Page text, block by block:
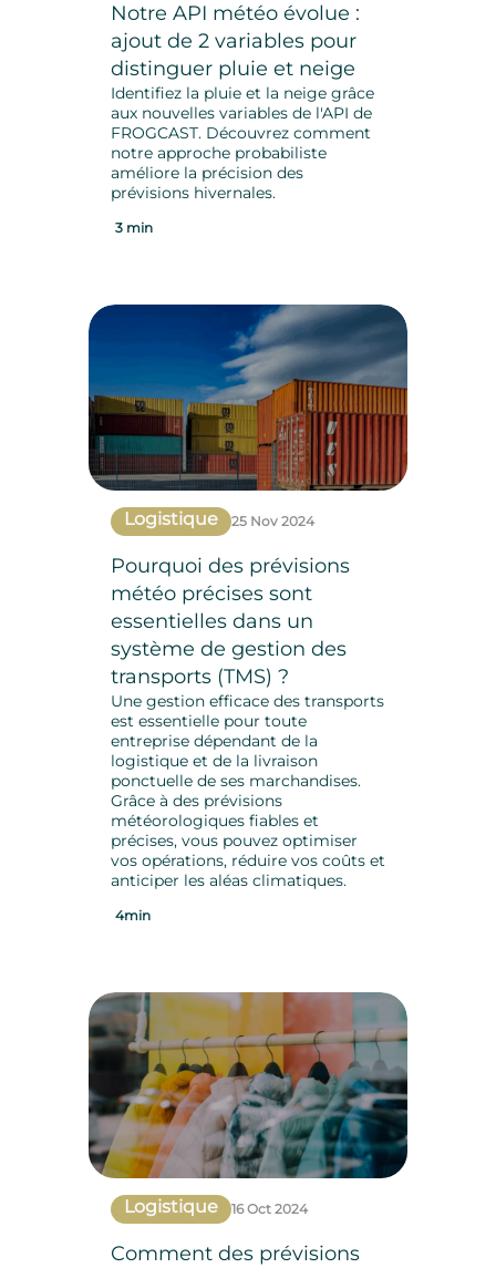
Notre API météo évolue :
ajout de 2 variables pour
distinguer pluie et neige
Identifiez la pluie et la neige grâce
aux nouvelles variables de l'API de
FROGCAST. Découvrez comment
notre approche probabiliste
améliore la précision des
prévisions hivernales.
3 min
Logistique 25 Nov 2024
Pourquoi des prévisions
météo précises sont
essentielles dans un
système de gestion des
transports (TMS) ?
Une gestion efficace des transports
est essentielle pour toute
entreprise dépendant de la
logistique et de la livraison
ponctuelle de ses marchandises.
Grâce à des prévisions
météorologiques fiables et
précises, vous pouvez optimiser
vos opérations, réduire vos coûts et
anticiper les aléas climatiques.
4min
Logistique 16 Oct 2024
Comment des prévisions